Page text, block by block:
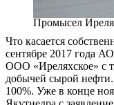
Промысел
Что касается
сентябре 2017 года
ООО «Иреляхское» с
добычей сырой
100%. Уже в конце